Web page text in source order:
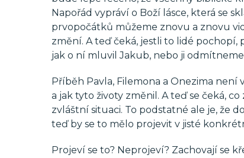
Napořád vypráví o Boží lásce, která se
prvopočátků můžeme znovu a znovu
změní. A teď čeká, jestli to lidé pochopí,
jak o ní mluvil Jakub, nebo ji odmítneme
Příběh Pavla, Filemona a Onezima
a jak tyto životy změnil. A teď se čeká,
zvláštní situaci. To podstatné ale je, že
teď by se to mělo projevit v jisté
Projeví se to? Neprojeví? Zachovají se